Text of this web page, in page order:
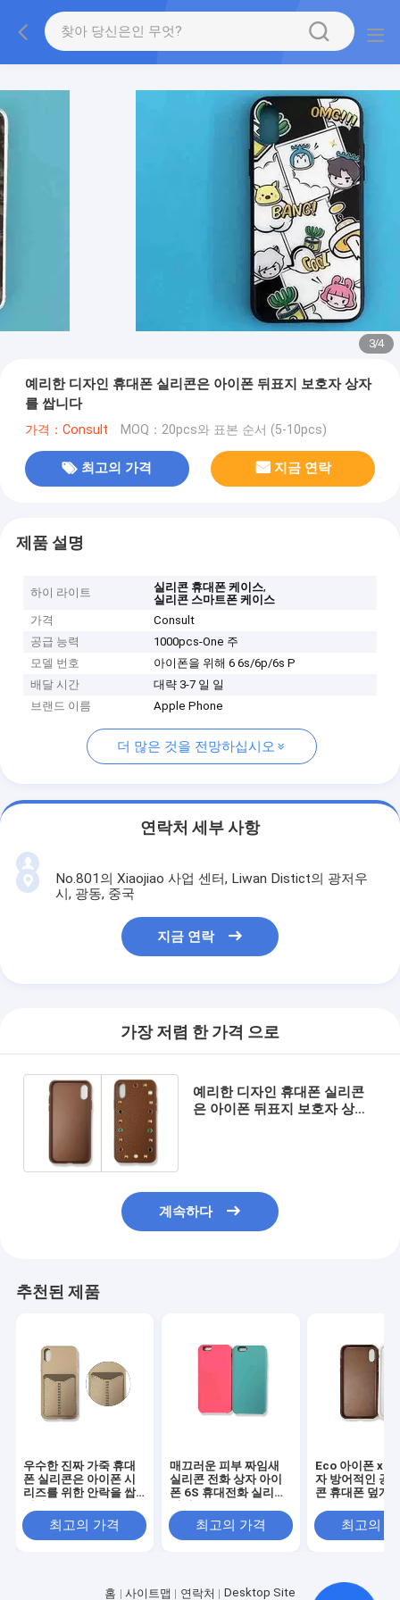
3/4
예리한 디자인 휴대폰 실리콘은 아이폰 뒤표지 보호자 상자
를 쌉니다
가격：Consult MOQ：20pcs와 표본 순서 (5-10pcs)
최고의 가격 지금 연락
제품 설명
하이 라이트 실리콘 휴대폰 케이스,
실리콘 스마트폰 케이스
가격
Consult
공급 능력
1000pcs-One 주
모델 번호
아이폰을 위해 6 6s/6p/6s P
배달 시간
대략 3-7 일 일
브랜드 이름
Apple Phone
더 많은 것을 전망하십시오
연락처 세부 사항
No.801의 Xiaojiao 사업 센터, Liwan Distict의 광저우
시, 광동, 중국
지금 연락
가장 저렴 한 가격 으로
예리한 디자인 휴대폰 실리콘
은 아이폰 뒤표지 보호자 상자
계속하다
추천된 제품
우수한 진짜 가죽 휴대
폰 실리콘은 아이폰 시
리즈를 위한 안락을 쌉
최고의 가격
매끄러운 피부 짜임새
실리콘 전화 상자 아이
폰 6S 휴대전화 실리콘
최고의 가격
Eco 아이폰 x
자 방어적인 공
콘 휴대폰 덮개
최고의
홈 사이트맵 연락처 Desktop Site